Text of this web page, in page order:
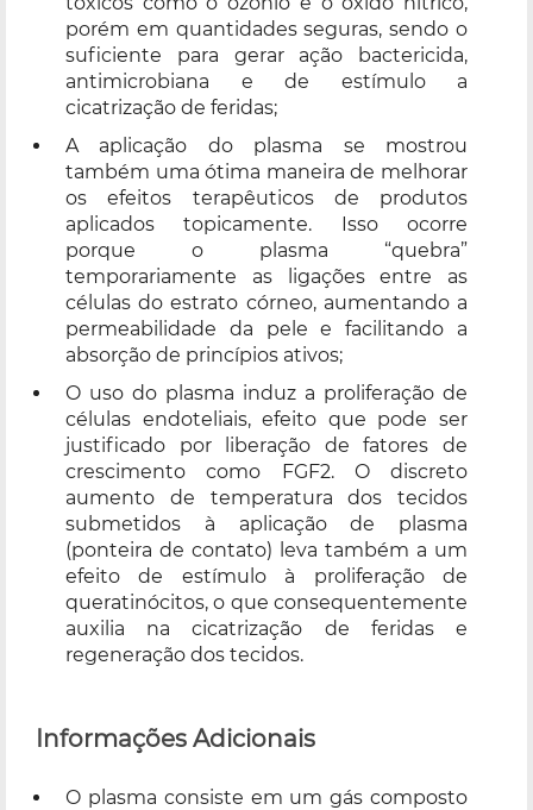
porém em quantidades seguras, sendo o
suficiente para gerar ação bactericida,
antimicrobiana e de estímulo a
cicatrização de feridas;
A aplicação do plasma se mostrou
também uma ótima maneira de melhorar
os efeitos terapêuticos de produtos
aplicados topicamente. Isso ocorre
porque o plasma “quebra”
temporariamente as ligações entre as
células do estrato córneo, aumentando a
permeabilidade da pele e facilitando a
absorção de princípios ativos;
O uso do plasma induz a proliferação de
células endoteliais, efeito que pode ser
justificado por liberação de fatores de
crescimento como FGF2. O discreto
aumento de temperatura dos tecidos
submetidos à aplicação de plasma
(ponteira de contato) leva também a um
efeito de estímulo à proliferação de
queratinócitos, o que consequentemente
auxilia na cicatrização de feridas e
regeneração dos tecidos.
Informações Adicionais
O plasma consiste em um gás composto